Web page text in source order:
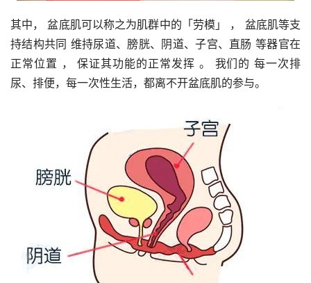
其中， 盆底肌可以称之为肌群中的「劳模」 ， 盆底肌等支
持结构共同 维持尿道、膀胱、阴道、子宫、直肠 等器官在
正常位置 ， 保证其功能的正常发挥 。 我们的 每一次排
尿、排便，每一次性生活，都离不开盆底肌的参与。